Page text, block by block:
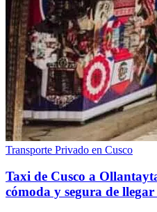
Transporte Privado en Cusco
Taxi de Cusco a
cómoda y segura de